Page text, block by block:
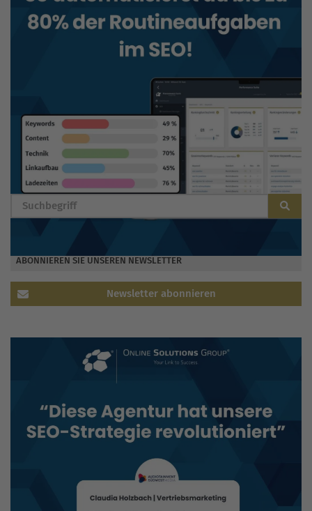
BLOG DURCHSUCHEN
ABONNIEREN SIE UNSEREN NEWSLETTER
Newsletter abonnieren